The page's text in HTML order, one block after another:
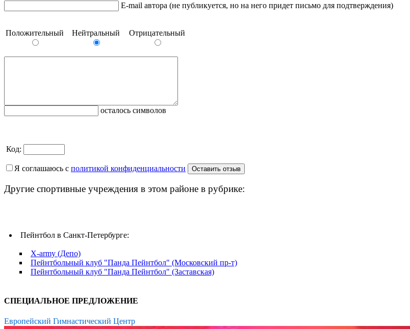
E-mail автора (не публикуется, но на него придет письмо для подтверждения)
Положительный Нейтральный Отрицательный
осталось символов
Код:
Я соглашаюсь с политикой конфиденциальности
Другие спортивные учреждения в этом районе в рубрике:
Пейнтбол в Санкт-Петербурге:
X-army (Депо)
Пейнтбольный клуб "Панда Пейнтбол" (Московский пр-т)
Пейнтбольный клуб "Панда Пейнтбол" (Заставская)
СПЕЦИАЛЬНОЕ ПРЕДЛОЖЕНИЕ
Европейский Гимнастический Центр